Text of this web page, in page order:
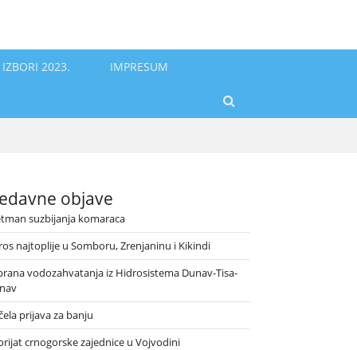
IZBORI 2023. IMPRESUM
objave
suzbijanja komaraca
najtoplije u Somboru, Zrenjaninu i Kikindi
vodozahvatanja iz Hidrosistema Dunav-Tisa-
prijava za banju
crnogorske zajednice u Vojvodini